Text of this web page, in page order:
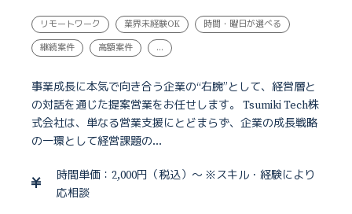
リモートワーク 業界未経験OK 時間・曜日が選べる
継続案件 高額案件 ...
事業成長に本気で向き合う企業の“右腕”として、経営層と
の対話を通じた提案営業をお任せします。 Tsumiki Tech株
式会社は、単なる営業支援にとどまらず、企業の成長戦略
の一環として経営課題の...
時間単価：2,000円（税込）〜 ※スキル・経験により
応相談